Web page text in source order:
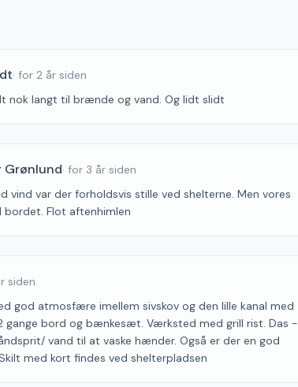
· for 2 år siden
nok langt til brænde og vand. Og lidt slidt
· for 3 år siden
vind var der forholdsvis stille ved shelterne. Men vores
Flot aftenhimlen
siden
god atmosfære imellem sivskov og den lille kanal med
gange bord og bænkesæt. Værksted med grill rist. Das -
vand til at vaske hænder. Også er der en god
med kort findes ved shelterpladsen